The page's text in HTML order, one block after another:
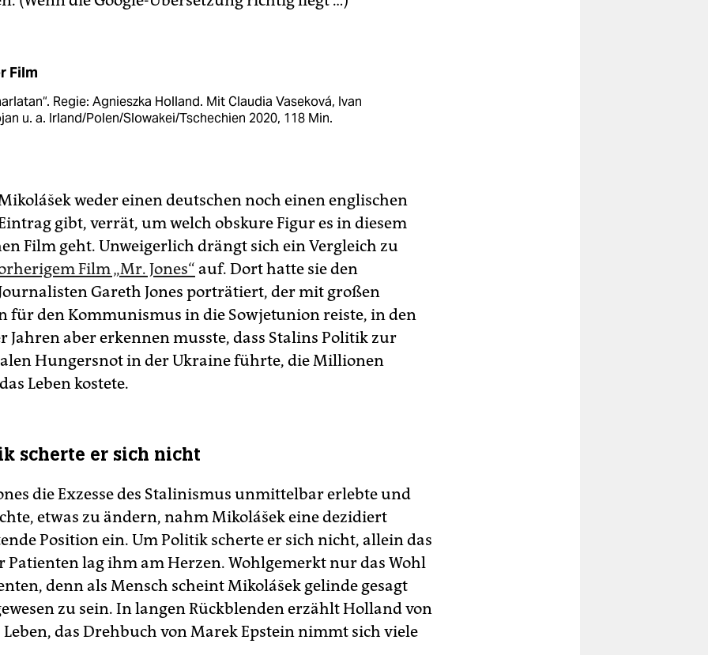
Film
Regie: Agnieszka Holland. Mit Claudia Vaseková, Ivan
u. a. Irland/Polen/Slowakei/Tschechien 2020, 118 Min.
weder einen deutschen noch einen englischen
gibt, verrät, um welch obskure Figur es in diesem
Film geht. Unweigerlich drängt sich ein Vergleich zu
Film „Mr. Jones“ auf. Dort hatte sie den
Gareth Jones porträtiert, der mit großen
für den Kommunismus in die Sowjetunion reiste, in den
Jahren aber erkennen musste, dass Stalins Politik zur
Hungersnot in der Ukraine führte, die Millionen
Leben kostete.
scherte er sich nicht
die Exzesse des Stalinismus unmittelbar erlebte und
etwas zu ändern, nahm Mikolášek eine dezidiert
Position ein. Um Politik scherte er sich nicht, allein das
Patienten lag ihm am Herzen. Wohlgemerkt nur das Wohl
denn als Mensch scheint Mikolášek gelinde gesagt
zu sein. In langen Rückblenden erzählt Holland von
das Drehbuch von Marek Epstein nimmt sich viele